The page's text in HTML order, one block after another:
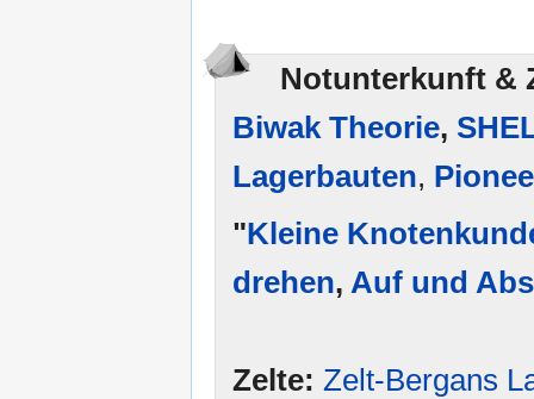
Notunterkunft &
Biwak Theorie,
Lagerbauten,
"Kleine
drehen, Auf und
Zelte: Zelt-Bergans